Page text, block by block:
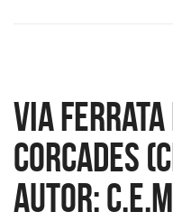
Via ferrata
Corcades
Autor: